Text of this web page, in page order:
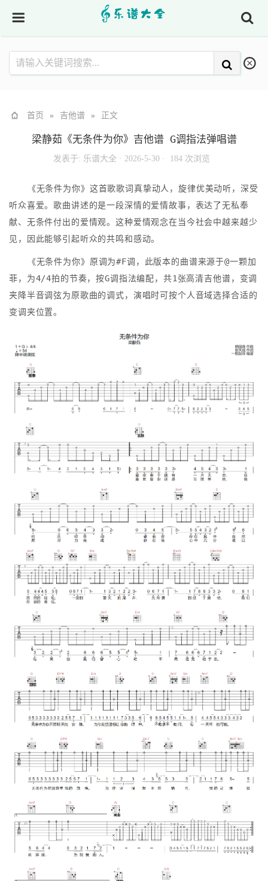
首页 » 吉他谱 » 正文
梁静茹《无条件为你》吉他谱 G调指法弹唱谱
发表于: 乐谱大全 · 2026-5-30 · 184 次浏览
《无条件为你》这首歌歌词真挚动人，旋律优美动听，深受
听众喜爱。歌曲讲述的是一段深情的爱情故事，表达了无私奉
献、无条件付出的爱情观。这种爱情观念在当今社会中越来越少
见，因此能够引起听众的共鸣和感动。
《无条件为你》原调为#F调，此版本的曲谱来源于@一颗加
菲，为4/4拍的节奏，按G调指法编配，共1张高清吉他谱，变调
夹降半音调弦为原歌曲的调式，演唱时可按个人音域选择合适的
变调夹位置。